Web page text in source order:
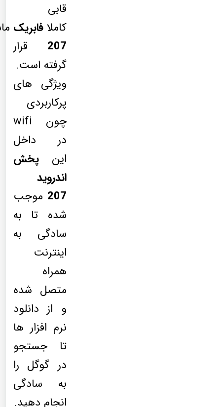
قابی
کاملا فابریک
207 قرار
گرفته است.
ویژگی های
پرکاربردی
چون wifi
در داخل
این پخش
اندروید
207 موجب
شده تا به
سادگی به
اینترنت
همراه
متصل شده
و از دانلود
نرم افزار ها
تا جستجو
در گوگل را
به سادگی
انجام دهید.